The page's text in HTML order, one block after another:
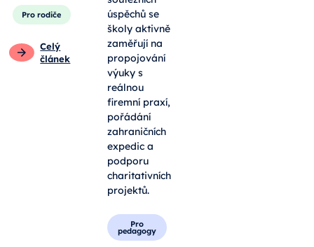
Pro rodiče
Celý
článek
úspěchů se
školy aktivně
zaměřují na
propojování
výuky s
reálnou
firemní praxí,
pořádání
zahraničních
expedic a
podporu
charitativních
projektů.
Pro
pedagogy